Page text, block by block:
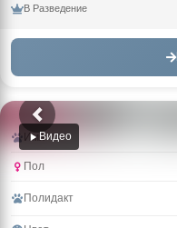
В Разведение
Видео
Имя
Пол
Полидакт